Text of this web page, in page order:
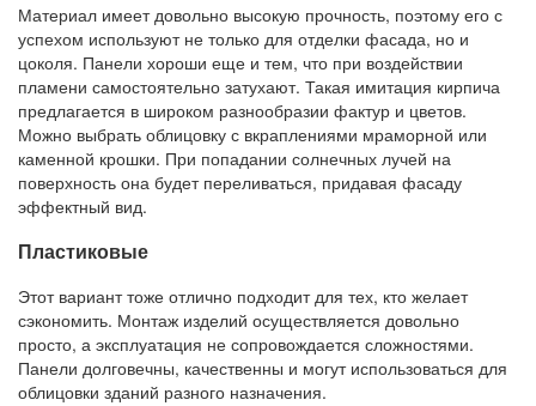
Материал имеет довольно высокую прочность, поэтому его с
успехом используют не только для отделки фасада, но и
цоколя. Панели хороши еще и тем, что при воздействии
пламени самостоятельно затухают. Такая имитация кирпича
предлагается в широком разнообразии фактур и цветов.
Можно выбрать облицовку с вкраплениями мраморной или
каменной крошки. При попадании солнечных лучей на
поверхность она будет переливаться, придавая фасаду
эффектный вид.
Пластиковые
Этот вариант тоже отлично подходит для тех, кто желает
сэкономить. Монтаж изделий осуществляется довольно
просто, а эксплуатация не сопровождается сложностями.
Панели долговечны, качественны и могут использоваться для
облицовки зданий разного назначения.